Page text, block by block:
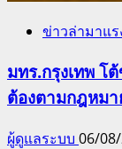
ข่าวล่ามาแร
มทร.กรุงเทพ โ
ต้องตามกฎหม
ผู้ดูแลระบบ 06/